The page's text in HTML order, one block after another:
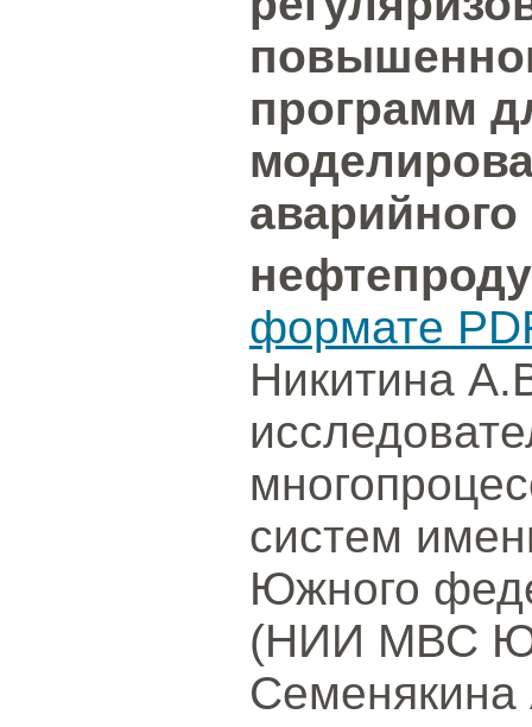
программ
аварийного
формате
Никитина
систем
Южного
(НИИ МВС